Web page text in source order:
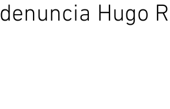
denuncia Hugo